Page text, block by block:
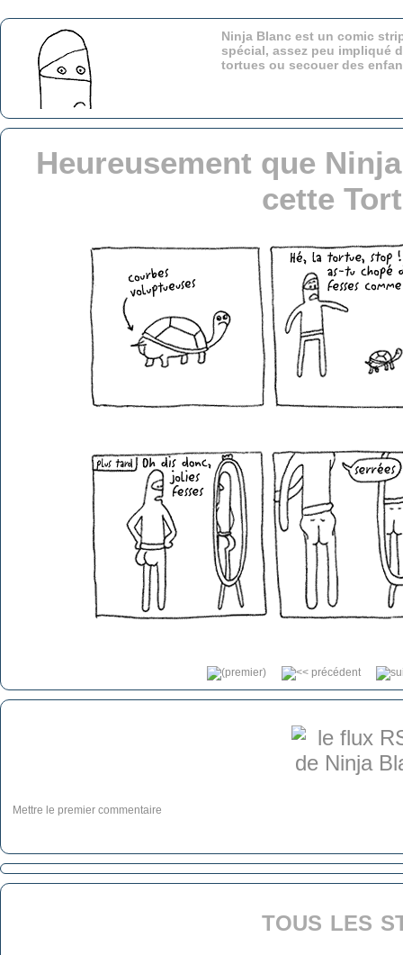
Ninja Blanc est un comic
spécial, assez peu impliqué
tortues ou secouer des
Heureusement que
cette
Mettre le premier commentaire
tous les